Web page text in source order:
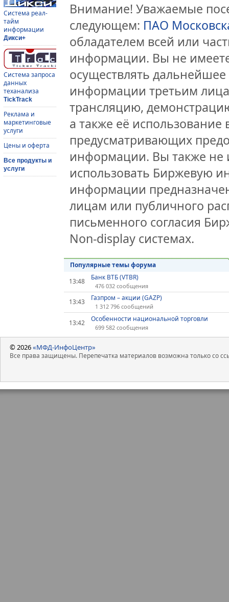
Система реал-
тайм
информации
Дикси+
Система запроса
данных
теханализа
TickTrack
Реклама и
маркетинговые
услуги
Цены и оферта
Все продукты и
услуги
Внимание! Уважаемые
следующем: ПАО
обладателем всей или
информации. Вы не
осуществлять
информации третьим
трансляцию,
а также её
предусматривающих
информации. Вы также не
использовать Биржевую
информации
лицам или публичного
письменного согласия
Non-display системах.
Популярные темы форума
13:48
Банк ВТБ (VTBR)
476 032 сообщения
13:43 Газпром – акции (GAZP)
1 312 796 сообщений
13:42 Особенности национальной торговли
699 582 сообщения
© 2026«МФД-ИнфоЦентр»
Все права защищены. Перепечатка материалов возможна только со